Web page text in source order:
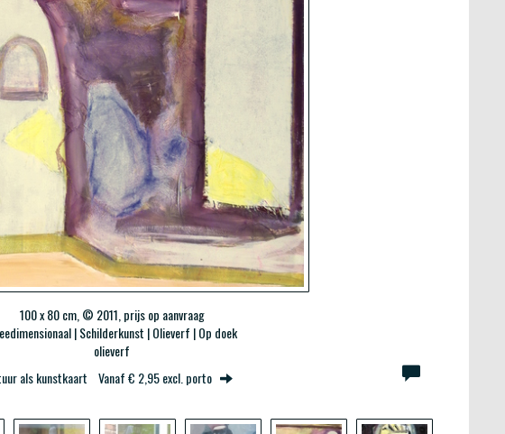
100 x 80 cm, © 2011, prijs op aanvraag
| Schilderkunst | Olieverf | Op doek
olieverf
als kunstkaart Vanaf € 2,95 excl. porto